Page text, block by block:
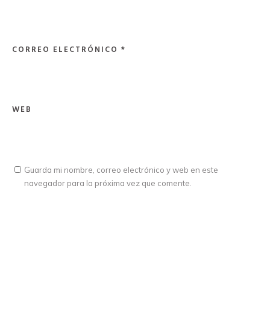
CORREO ELECTRÓNICO *
WEB
Guarda mi nombre, correo electrónico y web en este
navegador para la próxima vez que comente.